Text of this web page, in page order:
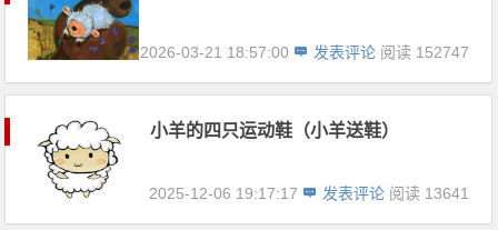
2026-03-21 18:57:00 发表评论 阅读 152747
小羊的四只运动鞋（小羊送鞋）
2025-12-06 19:17:17 发表评论 阅读 13641